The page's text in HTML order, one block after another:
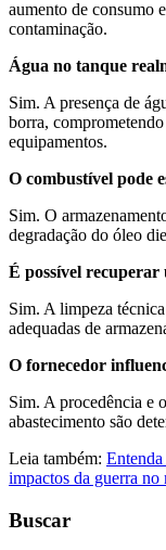
aumento de consumo
contaminação.
Água no tanque
Sim. A presença de
borra,
equipamentos.
O combustível pode
Sim. O
degradação do óleo
É possível recuperar
Sim. A limpeza
adequadas de
O fornecedor
Sim. A procedência e
abastecimento são
Leia também:
impactos da guerra
Buscar